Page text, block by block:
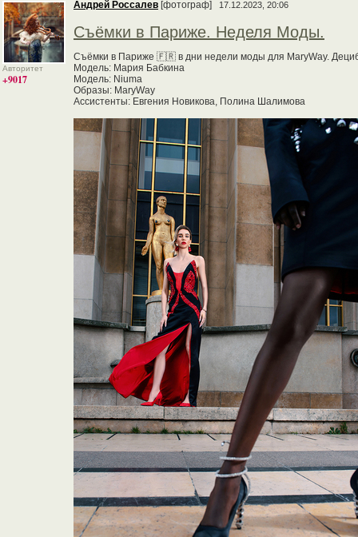
Авторитет
+9017
Андрей Россалев [фотограф] 17.12.2023, 20:06
Съёмки в Париже. Неделя Моды.
Съёмки в Париже 🇫🇷 в дни недели моды для MaryWay.
Модель: Мария Бабкина
Модель: Niuma
Образы: MaryWay
Ассистенты: Евгения Новикова, Полина Шалимова